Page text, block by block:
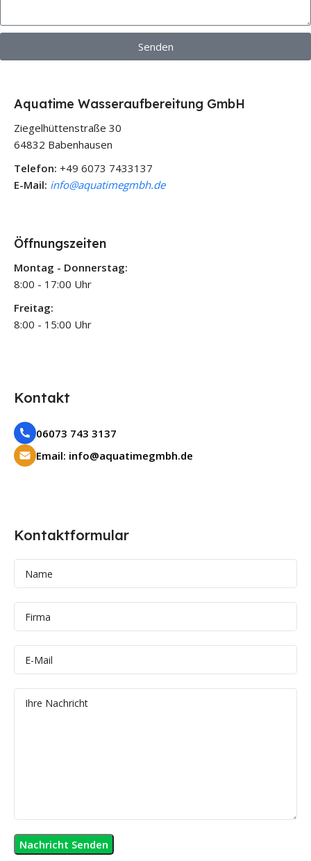
Senden
Aquatime Wasseraufbereitung GmbH
Ziegelhüttenstraße 30
64832 Babenhausen
Telefon: +49 6073 7433137
E-Mail: info@aquatimegmbh.de
Öffnungszeiten
Montag - Donnerstag:
8:00 - 17:00 Uhr
Freitag:
8:00 - 15:00 Uhr
Kontakt
06073 743 3137
Email: info@aquatimegmbh.de
Kontaktformular